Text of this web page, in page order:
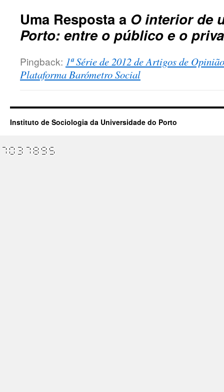
Uma Resposta a O interior de
Porto: entre o público e o
Pingback: 1ª Série de 2012 de Artigos de
Plataforma Barómetro Social
Instituto de Sociologia da Universidade do Porto